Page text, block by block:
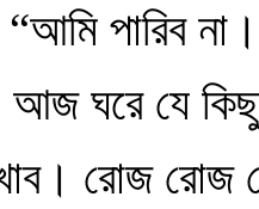
পারিব
আজ ঘরে যে
রোজ রোজ